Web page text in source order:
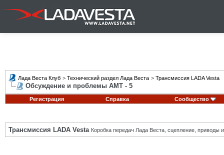
Лада Веста Клуб > Технический раздел Лада Веста > Трансмиссия LADA Vesta
Обсуждение и проблемы АМТ - 5
Регистрация Справка Сообщество
Трансмиссия LADA Vesta Коробка передач Лада Веста, сцепление, приводы и